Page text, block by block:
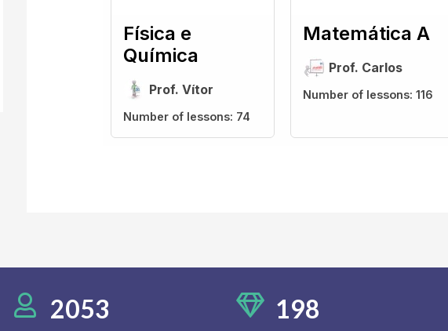
Física e
Química
Prof. Vítor
Number of lessons: 74
Matemática A
Prof. Carlos
Number of lessons: 116
2053 198